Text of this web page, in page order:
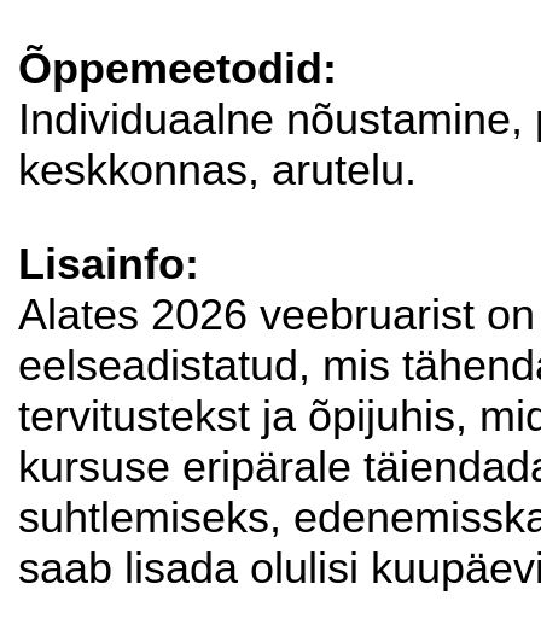
Õppemeetodid:
Individuaalne
keskkonnas, arutelu.
Lisainfo:
Alates 2026 veebruarist
eelseadistatud, mis
tervitustekst ja õpijuhis,
kursuse eripärale
suhtlemiseks,
saab lisada olulisi